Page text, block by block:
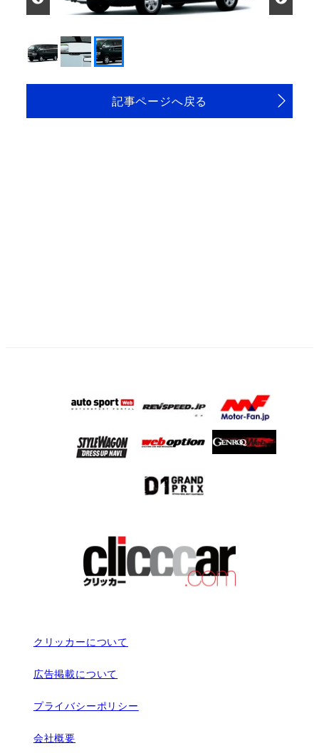
記事ページへ戻る
クリッカーについて
広告掲載について
プライバシーポリシー
会社概要